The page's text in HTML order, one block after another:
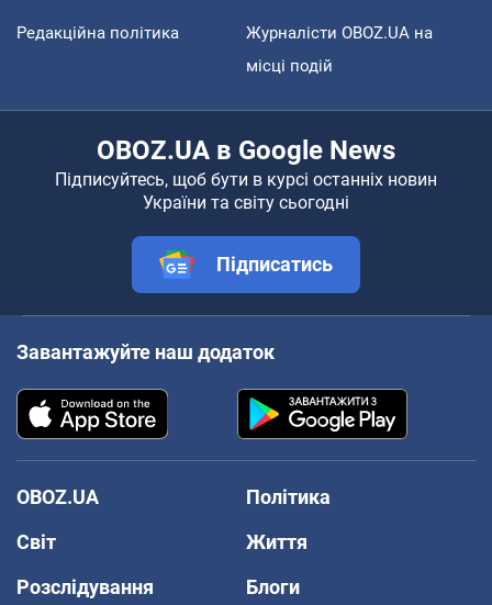
Редакційна політика
Журналісти OBOZ.UA на
місці подій
OBOZ.UA в Google News
Підписуйтесь, щоб бути в курсі останніх новин
України та світу сьогодні
Підписатись
Завантажуйте наш додаток
OBOZ.UA
Політика
Світ
Життя
Розслідування
Блоги